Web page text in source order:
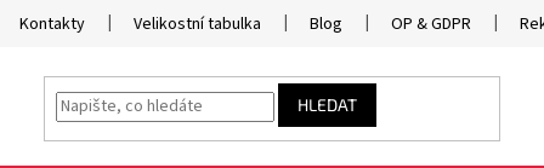
Kontakty Velikostní tabulka Blog OP & GDPR
HLEDAT